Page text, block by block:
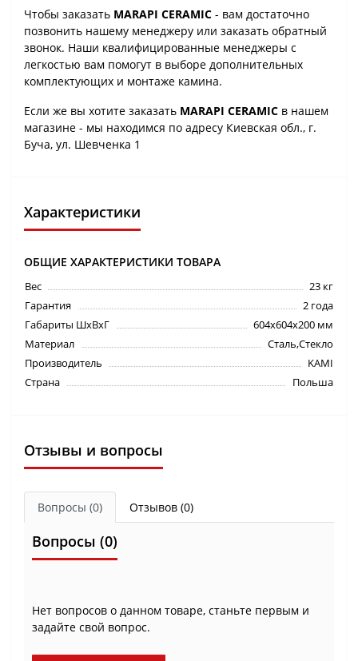
Чтобы заказать MARAPI CERAMIC - вам достаточно
позвонить нашему менеджеру или заказать обратный
звонок. Наши квалифицированные менеджеры с
легкостью вам помогут в выборе дополнительных
комплектующих и монтаже камина.
Если же вы хотите заказать MARAPI CERAMIC в нашем
магазине - мы находимся по адресу Киевская обл., г.
Буча, ул. Шевченка 1
Характеристики
ОБЩИЕ ХАРАКТЕРИСТИКИ ТОВАРА
Вес
23 кг
Гарантия
2 года
Габариты ШхВхГ
604х604х200 мм
Материал
Сталь,Стекло
Производитель
KAMI
Страна
Польша
Отзывы и вопросы
Вопросы (0) Отзывов (0)
Вопросы (0)
Нет вопросов о данном товаре, станьте первым и
задайте свой вопрос.